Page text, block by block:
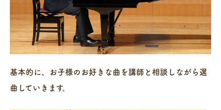
基本的に、お子様のお好きな曲を講師と相談しながら選
曲していきます。